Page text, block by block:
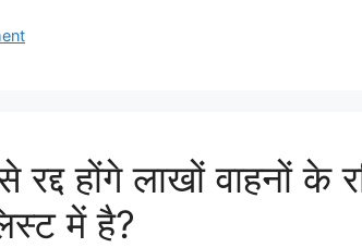
रद्द होंगे लाखों वाहनों
में है?